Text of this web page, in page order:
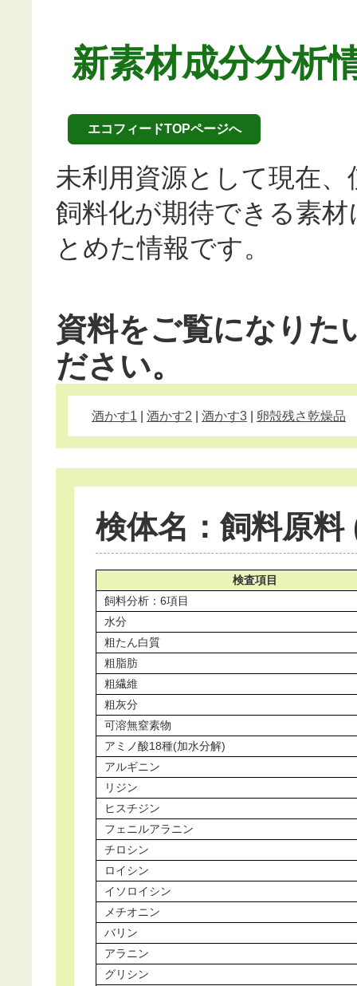
新素材成分分析
エコフィードTOPページへ
未利用資源として現在
飼料化が期待できる素
とめた情報です。
資料をご覧になりた
ださい。
酒かす1 | 酒かす2 | 酒かす3 | 卵殻残さ乾燥品
検体名：飼料原料
検査項目
飼料分析：6項目
水分
粗たん白質
粗脂肪
粗繊維
粗灰分
可溶無窒素物
アミノ酸18種(加水分解)
アルギニン
リジン
ヒスチジン
フェニルアラニン
チロシン
ロイシン
イソロイシン
メチオニン
バリン
アラニン
グリシン